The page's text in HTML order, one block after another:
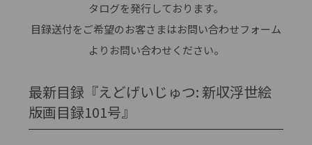
タログを発行しております。
目録送付をご希望のお客さまはお問い合わせフォーム
よりお問い合わせください。
最新目録『えどげいじゅつ: 新収浮世絵
版画目録101号』